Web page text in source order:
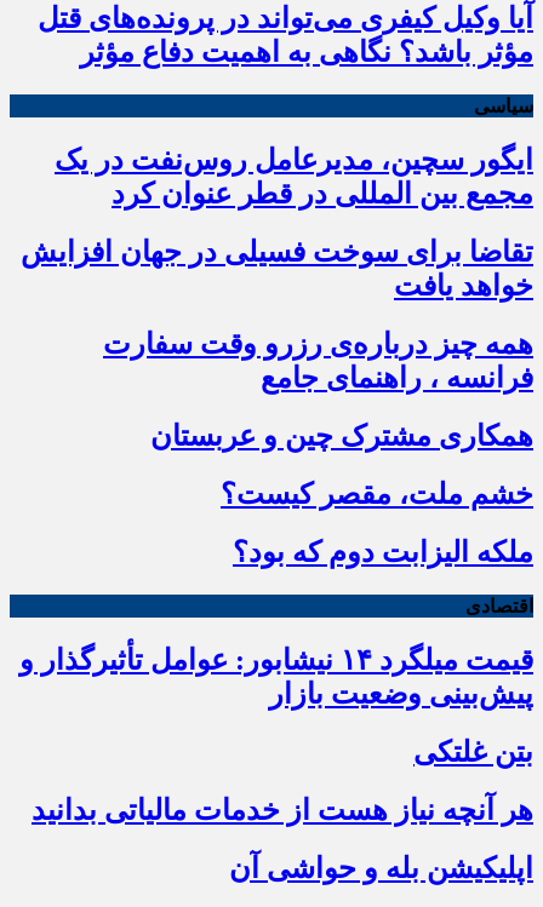
آیا وکیل کیفری می‌تواند در پرونده‌های قتل
مؤثر باشد؟ نگاهی به اهمیت دفاع مؤثر
سیاسی
ایگور سچین، مدیرعامل روس‌نفت در یک
مجمع بین المللی در قطر عنوان کرد
تقاضا برای سوخت فسیلی در جهان افزایش
خواهد یافت
همه چیز درباره‌ی رزرو وقت سفارت
فرانسه ، راهنمای جامع
همکاری مشترک چین و عربستان
خشم ملت، مقصر کیست؟
ملکه الیزابت دوم که بود؟
اقتصادی
قیمت میلگرد ۱۴ نیشابور: عوامل تأثیرگذار و
پیش‌بینی وضعیت بازار
بتن غلتکی
هر آنچه نیاز هست از خدمات مالیاتی بدانید
اپلیکیشن بله و حواشی آن